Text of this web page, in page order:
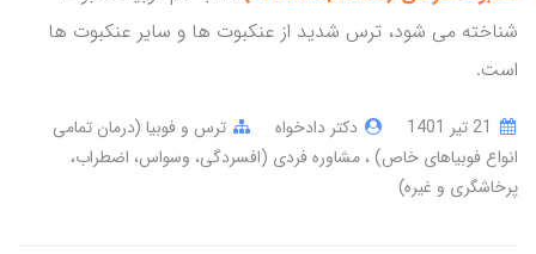
شناخته می شود، ترس شدید از عنکبوت ها و سایر عنکبوت ها
است.
دکتر دادخواه
ترس و فوبیا (درمان تمامی
انواع فوبیاهای خاص) مشاوره فردی (افسردگی، وسواس، اضطراب،
پرخاشگری و غیره)